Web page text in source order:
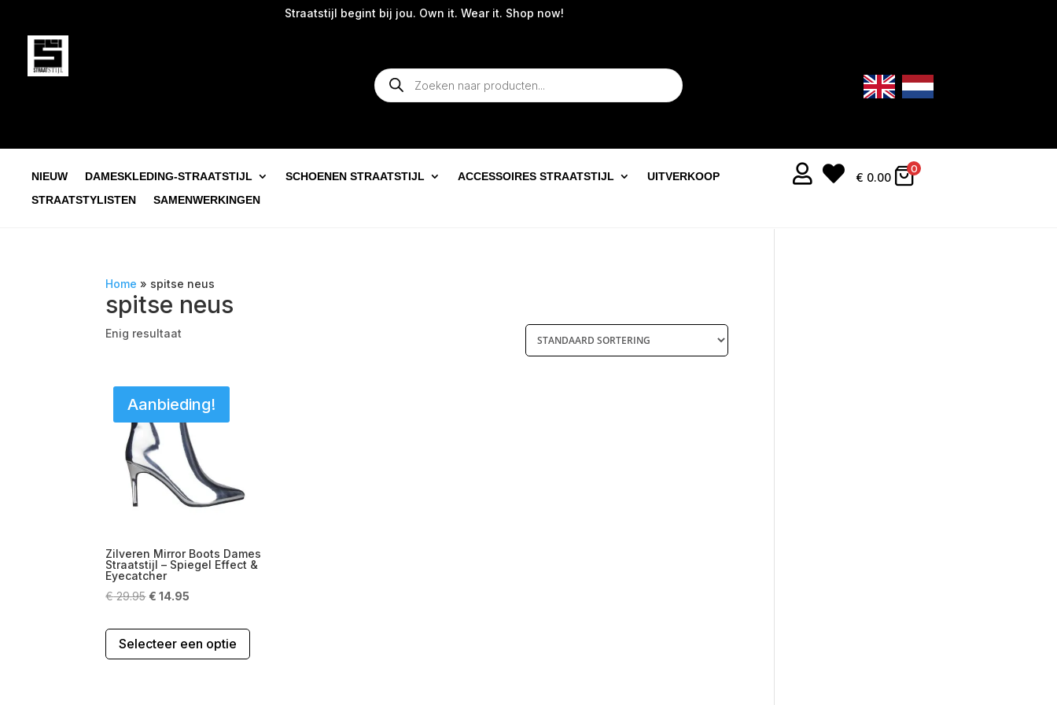
Straatstijl begint bij jou. Own it. Wear it. Shop now!
Producten
zoeken
NIEUW DAMESKLEDING-STRAATSTIJL SCHOENEN STRAATSTIJL ACCESSOIRES STRAATSTIJL
UITVERKOOP
STRAATSTYLISTEN
SAMENWERKINGEN
  € 0.00
0
Home » spitse neus
spitse neus
Enig resultaat
Aanbieding!
Zilveren Mirror Boots Dames
Straatstijl – Spiegel Effect &
Eyecatcher
€29.95 Oorspronkelijke
was:
€ 29.95.
€ 14.95
is:
€ 14.95.
Selecteer een optie
heeft